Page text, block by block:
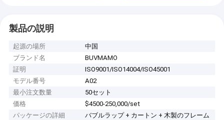
製品の説明
起源の場所
中国
ブランド名
BUVMAMO
証明
ISO9001/ISO14004/ISO45001
モデル番号
A02
最小注文数量
50セット
価格
$4500-250,000/set
パッケージの詳細
バブルラップ + カートン + 木製のフレーム